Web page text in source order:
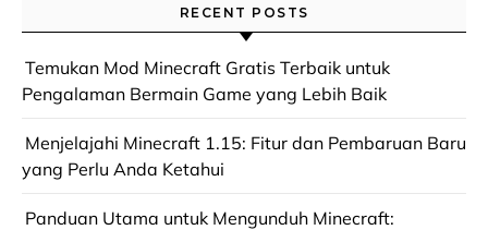
RECENT POSTS
Temukan Mod Minecraft Gratis Terbaik untuk
Pengalaman Bermain Game yang Lebih Baik
Menjelajahi Minecraft 1.15: Fitur dan Pembaruan Baru
yang Perlu Anda Ketahui
Panduan Utama untuk Mengunduh Minecraft: